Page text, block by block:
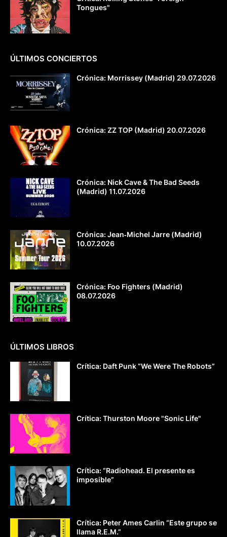
Tongues"
ÚLTIMOS CONCIERTOS
Crónica: Morrissey (Madrid) 29.07.2026
Crónica: ZZ TOP (Madrid) 20.07.2026
Crónica: Nick Cave & The Bad Seeds
(Madrid) 11.07.2026
Crónica: Jean‐Michel Jarre (Madrid)
10.07.2026
Crónica: Foo Fighters (Madrid)
08.07.2026
ÚLTIMOS LIBROS
Crítica: Daft Punk “We Were The Robots”
Crítica: Thurston Moore "Sonic Life"
Crítica: “Radiohead. El presente es
imposible”
Crítica: Peter Ames Carlin “Este grupo se
llama R.E.M.”